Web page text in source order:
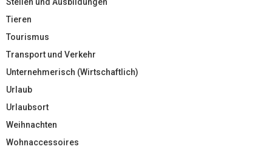
Tieren
Tourismus
Transport und Verkehr
Unternehmerisch (Wirtschaftlich)
Urlaub
Urlaubsort
Weihnachten
Wohnaccessoires